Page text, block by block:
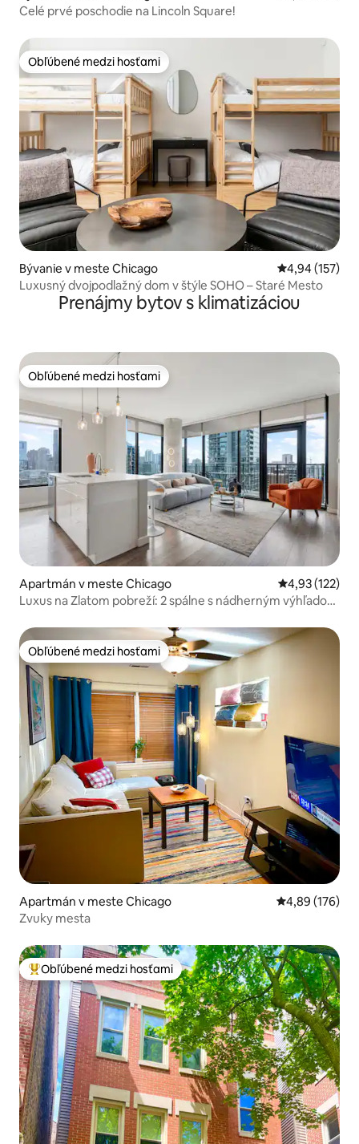
Celé prvé poschodie na Lincoln Square!
Obľúbené medzi hosťami
Obľúbené medzi hosťami
Bývanie v meste Chicago Priemerné
4,94 (157)
Luxusný dvojpodlažný dom v štýle SOHO – Staré Mesto
Prenájmy bytov s klimatizáciou
Obľúbené medzi hosťami
Obľúbené medzi hosťami
Apartmán v meste Chicago Priemerné
4,93 (122)
Luxus na Zlatom pobreží: 2 spálne s nádherným výhľadom
Obľúbené medzi hosťami
Obľúbené medzi hosťami
Apartmán v meste Chicago Priemerné
4,89 (176)
Zvuky mesta
Najobľúbenejšie medzi hosťami
Obľúbené medzi hosťami